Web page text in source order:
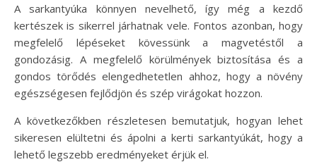
A sarkantyúka könnyen nevelhető, így még a kezdő
kertészek is sikerrel járhatnak vele. Fontos azonban, hogy
megfelelő lépéseket kövessünk a magvetéstől a
gondozásig. A megfelelő körülmények biztosítása és a
gondos törődés elengedhetetlen ahhoz, hogy a növény
egészségesen fejlődjön és szép virágokat hozzon.
A következőkben részletesen bemutatjuk, hogyan lehet
sikeresen elültetni és ápolni a kerti sarkantyúkát, hogy a
lehető legszebb eredményeket érjük el.